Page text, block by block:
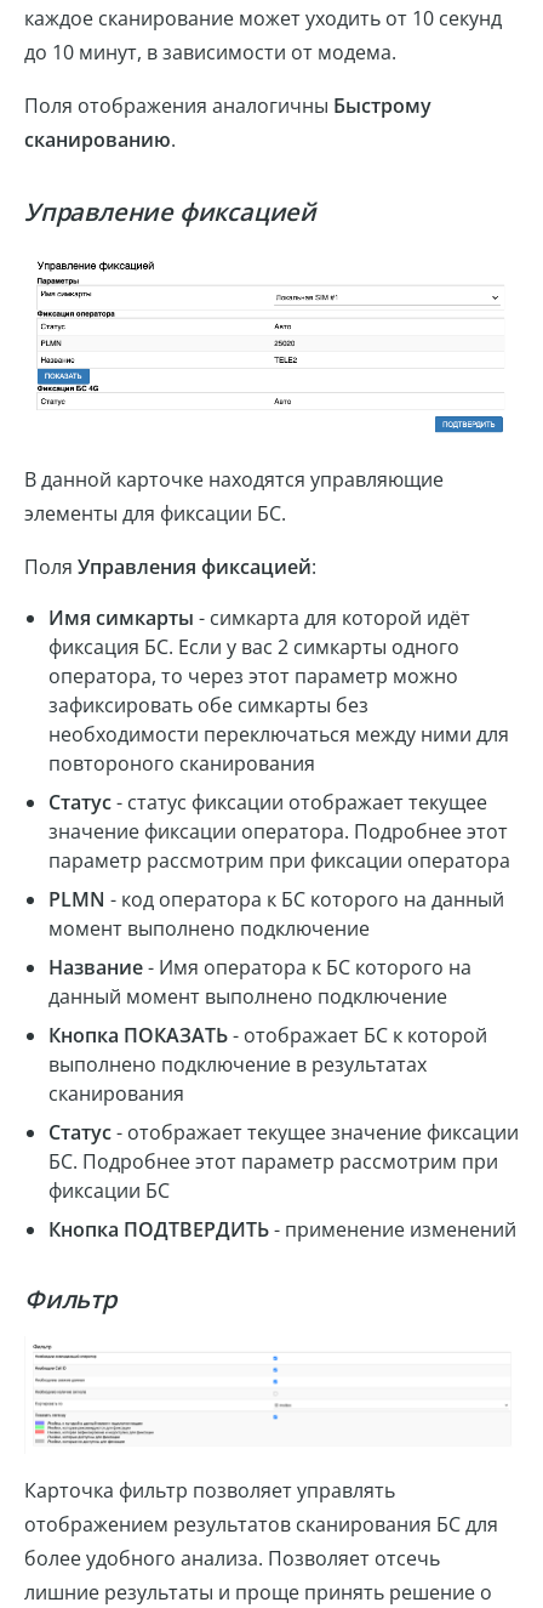
каждое сканирование может уходить от 10 секунд
до 10 минут, в зависимости от модема.
Поля отображения аналогичны Быстрому
сканированию.
Управление фиксацией
В данной карточке находятся управляющие
элементы для фиксации БС.
Поля Управления фиксацией:
Имя симкарты - симкарта для которой идёт
фиксация БС. Если у вас 2 симкарты одного
оператора, то через этот параметр можно
зафиксировать обе симкарты без
необходимости переключаться между ними для
повтороного сканирования
Статус- статус фиксации отображает текущее
значение фиксации оператора. Подробнее этот
параметр рассмотрим при фиксации оператора
PLMN - код оператора к БС которого на данный
момент выполнено подключение
Название- Имя оператора к БС которого на
данный момент выполнено подключение
Кнопка ПОКАЗАТЬ- отображает БС к которой
выполнено подключение в результатах
сканирования
Статус- отображает текущее значение фиксации
БС. Подробнее этот параметр рассмотрим при
фиксации БС
Кнопка ПОДТВЕРДИТЬ- применение изменений
Фильтр
Карточка фильтр позволяет управлять
отображением результатов сканирования БС для
более удобного анализа. Позволяет отсечь
лишние результаты и проще принять решение о